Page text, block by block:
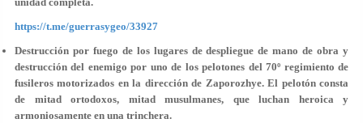
https://t.me/guerrasygeo/33927
Destrucción por fuego de los lugares de despliegue de mano de obra y
destrucción del enemigo por uno de los pelotones del 70º regimiento de
fusileros motorizados en la dirección de Zaporozhye. El pelotón consta
de mitad ortodoxos, mitad musulmanes, que luchan heroica y
armoniosamente en una trinchera.